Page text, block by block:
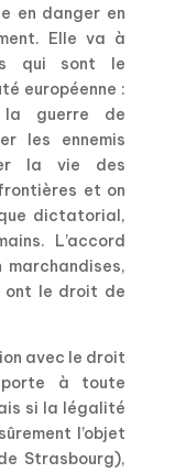
en danger en
Elle va à
qui sont le
européenne :
la guerre de
les ennemis
la vie des
et on
dictatorial,
L’accord
ont le droit de
avec le droit
à toute
si la légalité
l’objet
Strasbourg),